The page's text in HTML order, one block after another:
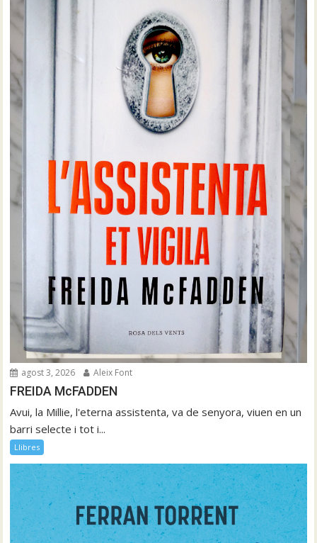
agost 3, 2026 Aleix Font
FREIDA McFADDEN
Avui, la Millie, l'eterna assistenta, va de senyora, viuen en un
barri selecte i tot i...
Llibres